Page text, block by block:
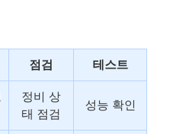
점검 테스트
정비 상
태 점검
성능 확인